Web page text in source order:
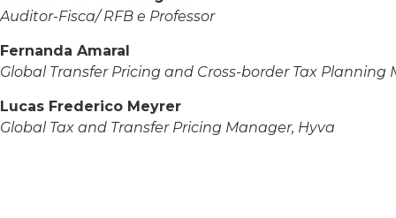
Auditor-Fisca/ RFB e Professor
Fernanda Amaral
Global Transfer Pricing and Cross-border Tax Planning
Lucas Frederico Meyrer
Global Tax and Transfer Pricing Manager, Hyva